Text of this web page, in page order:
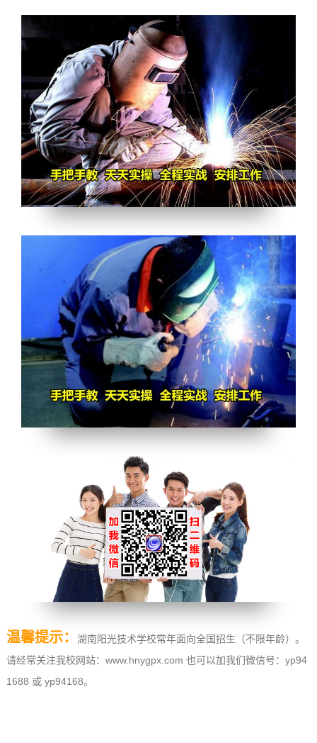
温馨提示：
湖南阳光技术学校常年面向全国招生（不限年龄）。
请经常关注我校网站：www.hnygpx.com 也可以加我们微信号：yp94
1688 或 yp94168。